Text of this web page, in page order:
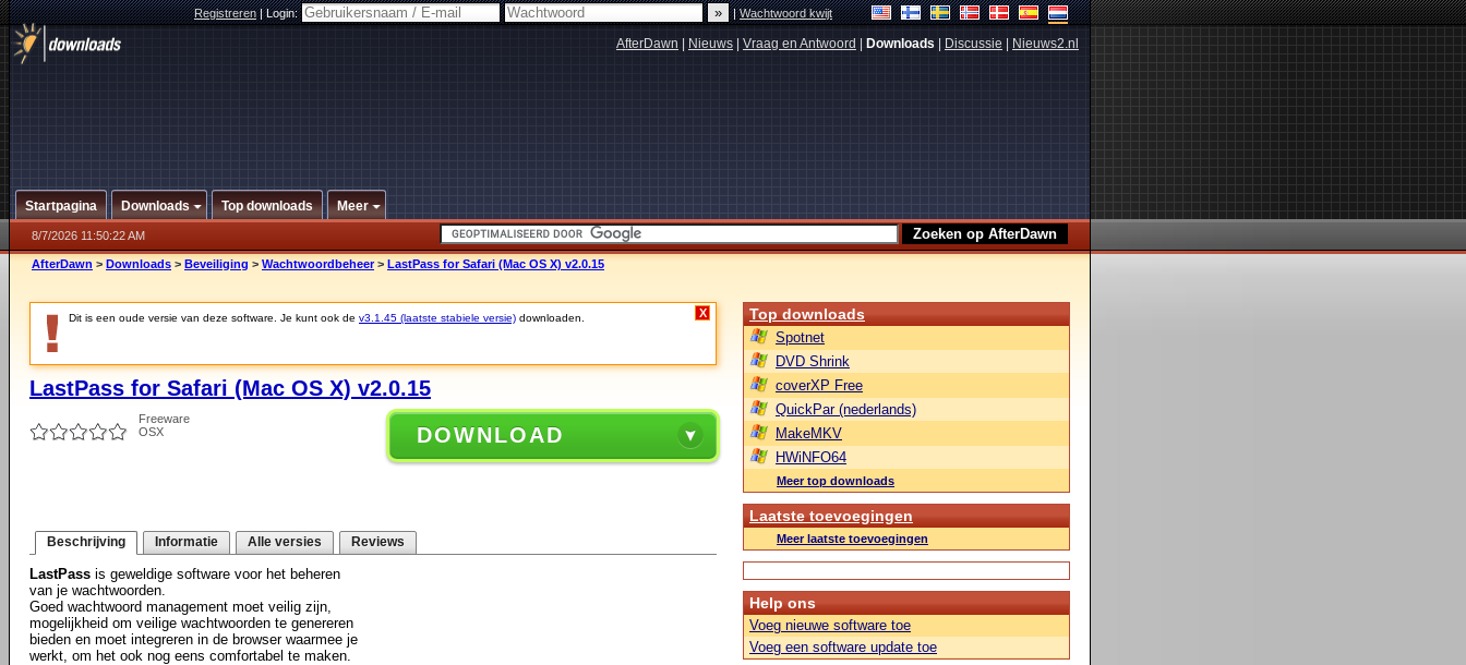
Registreren|Login: |Wachtwoord kwijt
AfterDawn Nieuws Vraag en Antwoord Downloads Discussie Nieuws2.nl
Startpagina Downloads Top downloads Meer
8/7/2026 11:50:22 AM
AfterDawn > Downloads > Beveiliging > Wachtwoordbeheer > LastPass for Safari (Mac OS X) v2.0.15
Dit is een oude versie van deze software. Je kunt ook de v3.1.45 (laatste stabiele versie) downloaden. X
LastPass for Safari (Mac OS X) v2.0.15
Freeware
OSX
DOWNLOAD
Beschrijving Informatie Alle versies Reviews
LastPass is geweldige software voor het beheren
van je wachtwoorden.
Goed wachtwoord management moet veilig zijn,
mogelijkheid om veilige wachtwoorden te genereren
bieden en moet integreren in de browser waarmee je
werkt, om het ook nog eens comfortabel te maken.
Top downloads
Spotnet
DVD Shrink
coverXP Free
QuickPar (nederlands)
MakeMKV
HWiNFO64
Meer top downloads
Laatste toevoegingen
Meer laatste toevoegingen
Help ons
Voeg nieuwe software toe
Voeg een software update toe